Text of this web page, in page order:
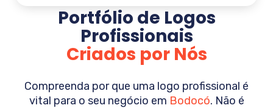
Portfólio de Logos
Profissionais
Criados por Nós
Compreenda por que uma logo profissional é
vital para o seu negócio em Bodocó. Não é